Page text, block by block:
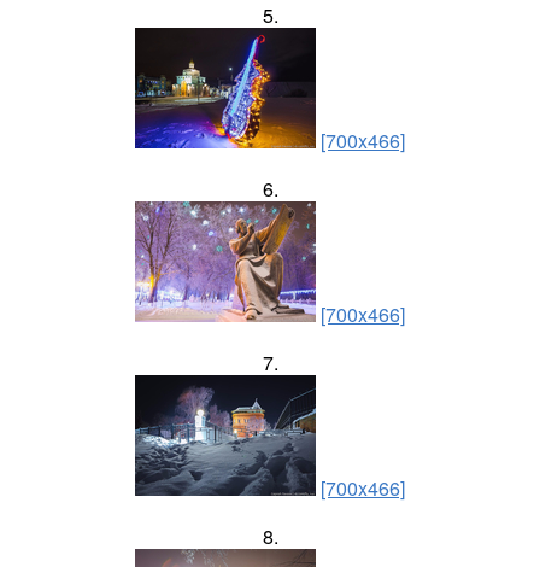
5.
[700x466]
6.
[700x466]
7.
[700x466]
8.